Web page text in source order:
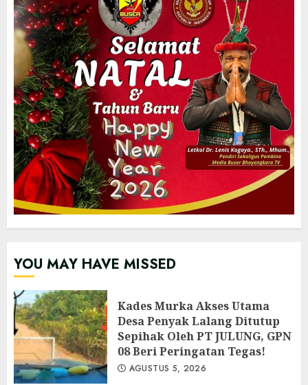
YOU MAY HAVE MISSED
Kades Murka Akses Utama
Desa Penyak Lalang Ditutup
Sepihak Oleh PT JULUNG, GPN
08 Beri Peringatan Tegas!
AGUSTUS 5, 2026